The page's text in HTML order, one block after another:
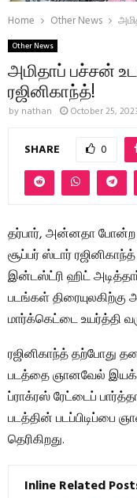
Home Other News
Other News
அமிதாப் பச்சன்
ரஜினிகாந்த்!
by nathan October 25,
SHARE 0
தர்பார், அன்னதா போன்ற
சூப்பர் ஸ்டார்
இன்டஸ்ட்ரி ஹிட்
படங்கள் திரையுலகிற்கு
மார்க்கெட்டை உயர்த்தி
ரஜினிகாந்த் தற்போது
படத்தை ஞானவேல்
ப்ராக்ரஸ் ரேட்டைப்
படத்தின் படப்பிடிப்பை
தெரிகிறது.
Inline Related